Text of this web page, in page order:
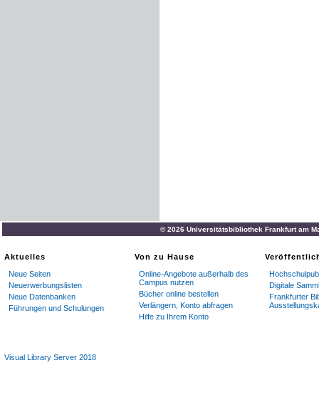
© 2026 Universitätsbibliothek Frankfurt am
Aktuelles
Neue Seiten
Neuerwerbungslisten
Neue Datenbanken
Führungen und Schulungen
Von zu Hause
Online-Angebote außerhalb des
Campus nutzen
Bücher online bestellen
Verlängern, Konto abfragen
Hilfe zu Ihrem Konto
Digitale
Frankfurter
Visual Library Server 2018